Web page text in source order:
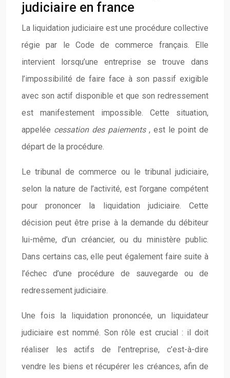
judiciaire en france
La liquidation judiciaire est une procédure collective
régie par le Code de commerce français. Elle
intervient lorsqu’une entreprise se trouve dans
l’impossibilité de faire face à son passif exigible
avec son actif disponible et que son redressement
est manifestement impossible. Cette situation,
appelée cessation des paiements , est le point de
départ de la procédure.
Le tribunal de commerce ou le tribunal judiciaire,
selon la nature de l’activité, est l’organe compétent
pour prononcer la liquidation judiciaire. Cette
décision peut être prise à la demande du débiteur
lui-même, d’un créancier, ou du ministère public.
Dans certains cas, elle peut également faire suite à
l’échec d’une procédure de sauvegarde ou de
redressement judiciaire.
Une fois la liquidation prononcée, un liquidateur
judiciaire est nommé. Son rôle est crucial : il doit
réaliser les actifs de l’entreprise, c’est-à-dire
vendre les biens et récupérer les créances, afin de